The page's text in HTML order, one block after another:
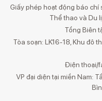
Giấy phép hoạt động báo chí
Thể thao và Du
Tổng Biên
Tòa soạn: LK16-18, Khu đô
Điện thoại/
VP đại diện tại miền Nam: